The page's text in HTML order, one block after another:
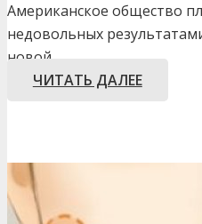
Американское общество
недовольных
новой…
ЧИТАТЬ ДАЛЕЕ